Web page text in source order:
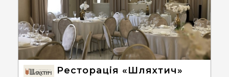
Ресторація «Шляхтич»